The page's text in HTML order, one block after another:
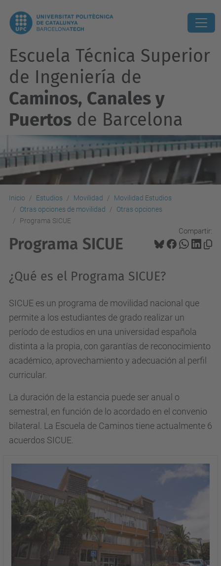
Escuela Técnica Superior
de Ingeniería de
Caminos, Canales y
Puertos de Barcelona
Inicio Estudios Movilidad
Movilidad Estudios
Otras opciones de movilidad
Otras opciones
Programa SICUE
Compartir:
Programa SICUE
¿Qué es el Programa SICUE?
SICUE es un programa de movilidad nacional que
permite a los estudiantes de grado realizar un
período de estudios en una universidad española
distinta a la propia, con garantías de reconocimiento
académico, aprovechamiento y adecuación al perfil
curricular.
La duración de la estancia puede ser anual o
semestral, en función de lo acordado en el convenio
bilateral. La Escuela de Caminos tiene actualmente 6
acuerdos SICUE.